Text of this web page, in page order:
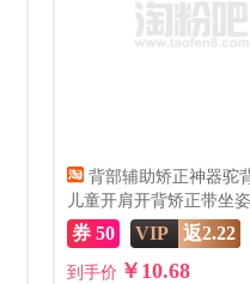
背部辅助矫正神器驼
儿童开肩开背矫正带坐
成人
券 50 VIP 返2.22
到手价 ￥10.68